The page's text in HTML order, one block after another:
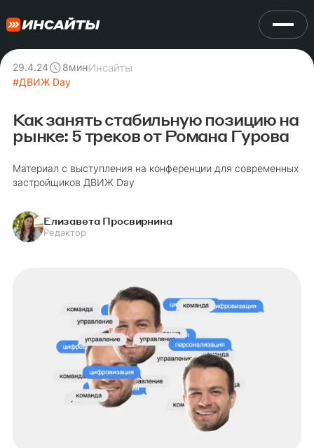
29.4.24 8минИнсайты
#ДВИЖ Day
Как занять стабильную позицию на
рынке: 5 треков от Романа Гурова
Материал с выступления на конференции для современных
застройщиков ДВИЖ Day
Елизавета Просвирнина
Редактор